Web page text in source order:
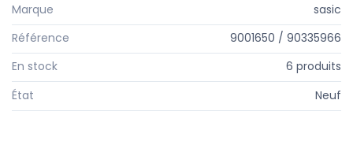
Marque
sasic
Référence
9001650 / 90335966
En stock
6 produits
État
Neuf